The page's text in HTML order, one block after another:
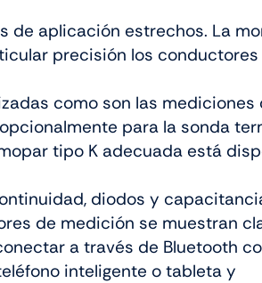
de aplicación estrechos. La
precisión los conductores
como son las mediciones
para la sonda
tipo K adecuada está
diodos y
de medición se muestran
a través de Bluetooth
inteligente o tableta y